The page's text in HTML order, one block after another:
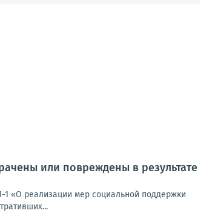
или повреждены в результате
1 «О реализации мер социальной поддержки